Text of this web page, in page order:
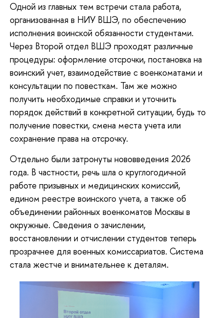
Одной из главных тем встречи стала работа,
организованная в НИУ ВШЭ, по обеспечению
исполнения воинской обязанности студентами.
Через Второй отдел ВШЭ проходят различные
процедуры: оформление отсрочки, постановка на
воинский учет, взаимодействие с военкоматами и
консультации по повесткам. Там же можно
получить необходимые справки и уточнить
порядок действий в конкретной ситуации, будь то
получение повестки, смена места учета или
сохранение права на отсрочку.
Отдельно были затронуты нововведения 2026
года. В частности, речь шла о круглогодичной
работе призывных и медицинских комиссий,
едином реестре воинского учета, а также об
объединении районных военкоматов Москвы в
окружные. Сведения о зачислении,
восстановлении и отчислении студентов теперь
прозрачнее для военных комиссариатов. Система
стала жестче и внимательнее к деталям.